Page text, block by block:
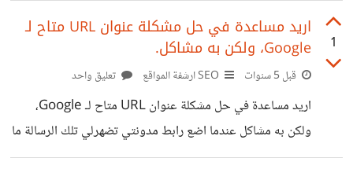
تطبيقاتكم على متجر جوجل بلاي
1
اريد مساعدة في حل مشكلة عنوان URL متاح لـ
Google، ولكن به مشاكل.
قبل 5 سنوات تعليق واحد
اريد مساعدة في حل مشكلة عنوان URL متاح لـ Google،
ولكن به مشاكل عندما اضع رابط مدونتي تضهرلي تلك الرسالة ما
العمل لحل تلك المشكلة? https://suar.me/JXdo9